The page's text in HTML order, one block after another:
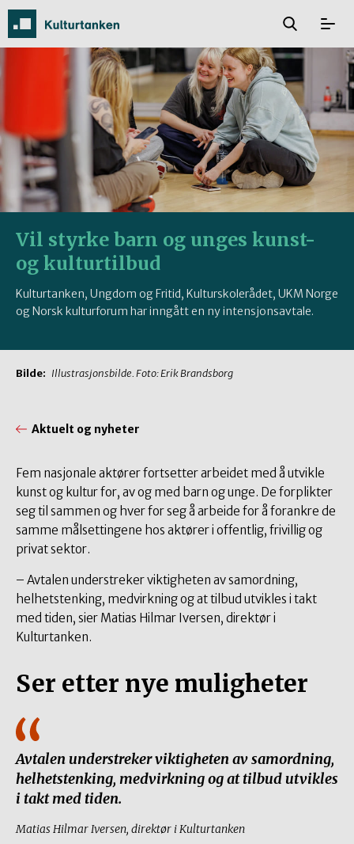
Vil styrke barn og unges kunst-
og kulturtilbud
Kulturtanken, Ungdom og Fritid, Kulturskolerådet, UKM Norge
og Norsk kulturforum har inngått en ny intensjonsavtale.
Bilde: Illustrasjonsbilde. Foto: Erik Brandsborg
Aktuelt og nyheter
Fem nasjonale aktører fortsetter arbeidet med å utvikle
kunst og kultur for, av og med barn og unge. De forplikter
seg til sammen og hver for seg å arbeide for å forankre de
samme målsettingene hos aktører i offentlig, frivillig og
privat sektor.
– Avtalen understreker viktigheten av samordning,
helhetstenking, medvirkning og at tilbud utvikles i takt
med tiden, sier Matias Hilmar Iversen, direktør i
Kulturtanken.
Ser etter nye muligheter
Avtalen understreker viktigheten av samordning,
helhetstenking, medvirkning og at tilbud utvikles
i takt med tiden.
Matias Hilmar Iversen, direktør i Kulturtanken